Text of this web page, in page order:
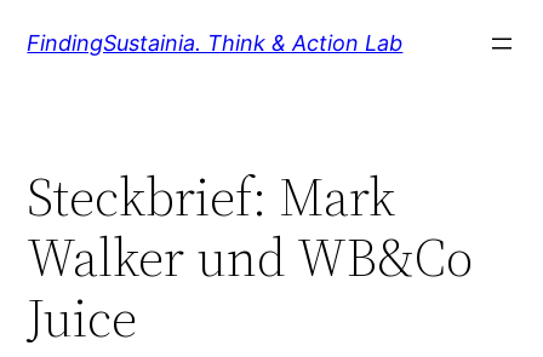
InhaltFindingSustainia. Think & Action Lab
Steckbrief: Mark
Walker und WB&Co
Juice